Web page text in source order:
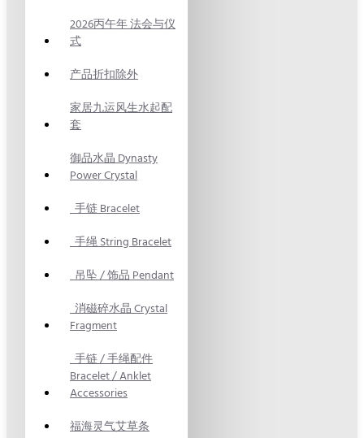
2026丙午年 法会与仪
式
产品折扣除外
家居九运风生水起配
套
御品水晶 Dynasty
Power Crystal
手链 Bracelet
手绳 String Bracelet
吊坠 / 饰品 Pendant
消磁碎水晶 Crystal
Fragment
手链 / 手绳配件
Bracelet / Anklet
Accessories
福海灵气艾草条